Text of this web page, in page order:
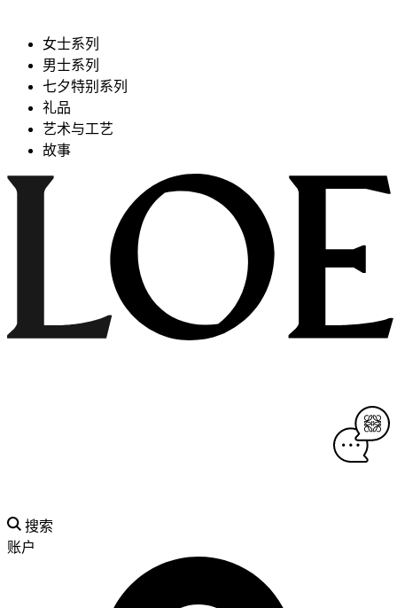
女士系列
男士系列
七夕特别系列
礼品
艺术与工艺
故事
搜索
账户